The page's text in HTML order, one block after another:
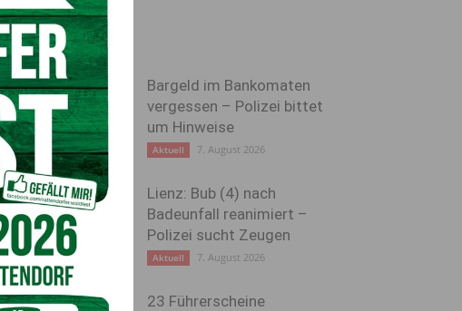
Bargeld im Bankomaten
vergessen – Polizei bittet
um Hinweise
Aktuell 7. August 2026
Lienz: Bub (4) nach
Badeunfall reanimiert –
Polizei sucht Zeugen
Aktuell 7. August 2026
23 Führerscheine